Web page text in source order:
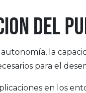
del
la
para el
en los